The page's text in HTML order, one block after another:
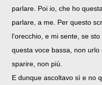
parlare. Poi io, che ho
parlare, a me. Per questo
l'orecchio, e mi sente, se
questa voce bassa, non
sparire, non più.
E dunque ascoltavo sì e no